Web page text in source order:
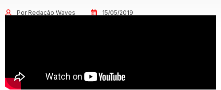
Por Redação Waves 15/05/2019